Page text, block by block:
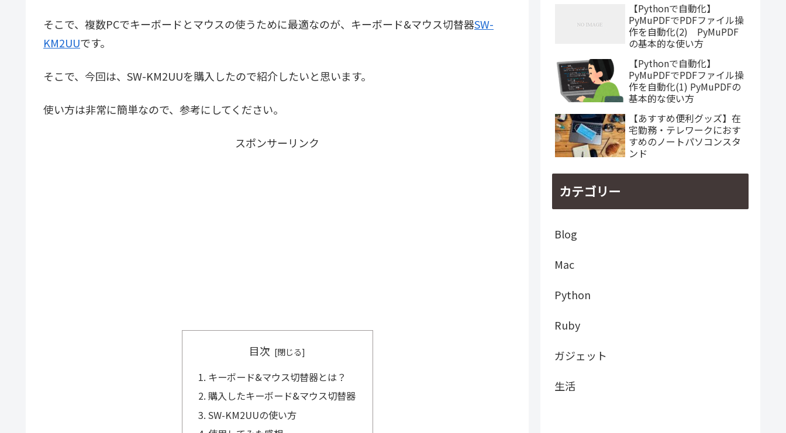
そこで、複数PCでキーボードとマウスの使うために最適なのが、キーボード&マウス切替器SW-
KM2UUです。
そこで、今回は、SW-KM2UUを購入したので紹介したいと思います。
使い方は非常に簡単なので、参考にしてください。
スポンサーリンク
目次
キーボード&マウス切替器とは？
購入したキーボード&マウス切替器
SW-KM2UUの使い方
【Pythonで自動化】
PyMuPDFでPDFファイル操
作を自動化(2) PyMuPDF
の基本的な使い方
【Pythonで自動化】
PyMuPDFでPDFファイル操
作を自動化(1) PyMuPDFの
基本的な使い方
【あすすめ便利グッズ】在
宅勤務・テレワークにおす
すめのノートパソコンスタ
ンド
カテゴリー
Blog
Mac
Python
Ruby
ガジェット
生活